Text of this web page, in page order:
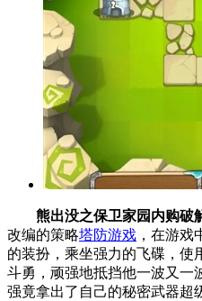
熊出没之保卫家园内购破
改编的策略塔防游戏 ，在游
的装扮，乘坐强力的飞碟，使
斗勇，顽强地抵挡他一波又一
强竟拿出了自己的秘密武器超